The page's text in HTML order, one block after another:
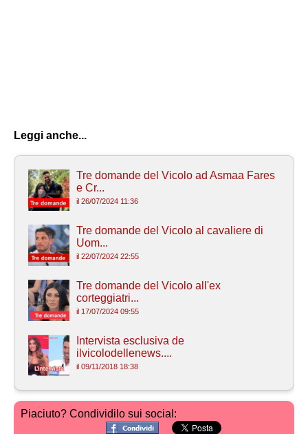
Leggi anche...
Tre domande del Vicolo ad Asmaa Fares
e Cr...
il 26/07/2024 11:36
Tre domande del Vicolo al cavaliere di
Uom...
il 22/07/2024 22:55
Tre domande del Vicolo all'ex
corteggiatri...
il 17/07/2024 09:55
Intervista esclusiva de
ilvicolodellenews....
il 09/11/2018 18:38
Piaciuto? Condividilo sui social: